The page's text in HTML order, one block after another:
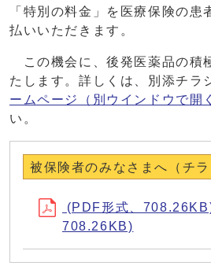
「特別の料金」を医療保険の患
払いいただきます。
この機会に、後発医薬品の積
たします。詳しくは、別添チラ
ームページ
（別ウインドウで開
い。
被保険者のみなさまへ（チラ
(PDF形式、
708.26KB)